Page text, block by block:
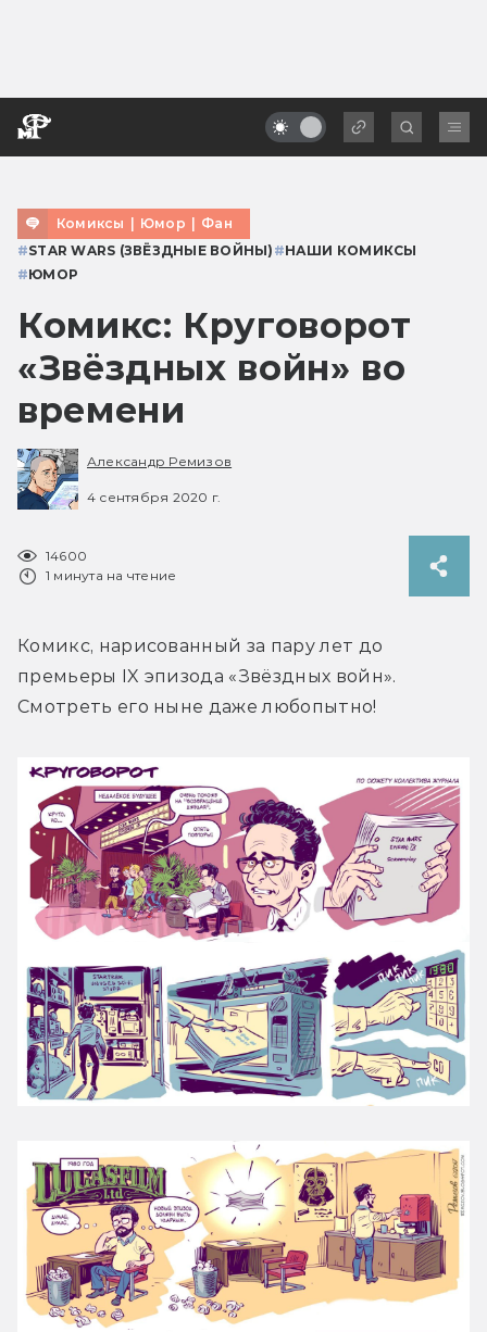
Комиксы | Юмор | Фан
#STAR WARS (ЗВЁЗДНЫЕ ВОЙНЫ) #НАШИ КОМИКСЫ
#ЮМОР
Комикс: Круговорот
«Звёздных войн» во
времени
Александр Ремизов
4 сентября 2020 г.
14600
1 минута на чтение
Комикс, нарисованный за пару лет до
премьеры IX эпизода «Звёздных войн».
Смотреть его ныне даже любопытно!